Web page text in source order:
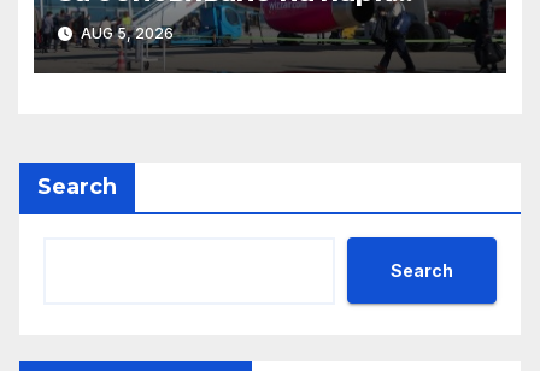
„Ловен дом“ и
„Ботаническа градина“ в
Благоевград
AUG 5, 2026
Search
Search